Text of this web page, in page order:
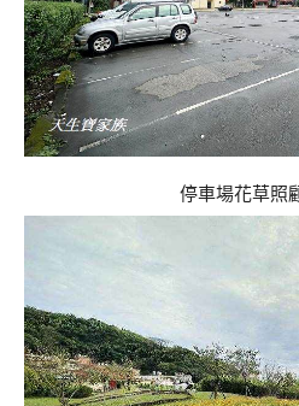
停車場花草照